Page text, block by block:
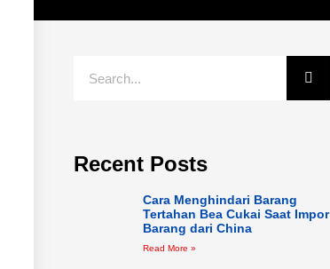
Recent Posts
Cara Menghindari Barang
Tertahan Bea Cukai Saat Impor
Barang dari China
Read More »